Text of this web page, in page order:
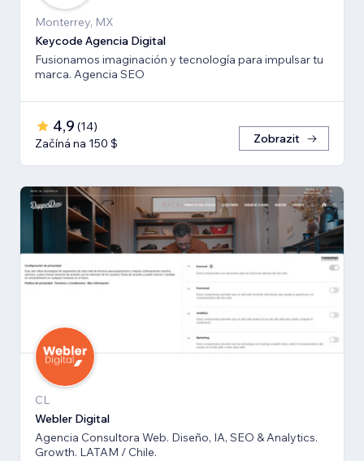
Monterrey, MX
Keycode Agencia Digital
Fusionamos imaginación y tecnología para impulsar tu
marca. Agencia SEO
4,9 (14)
Začíná na 150 $
Zobrazit
CL
Webler Digital
Agencia Consultora Web. Diseño, IA, SEO & Analytics.
Growth. LATAM / Chile.